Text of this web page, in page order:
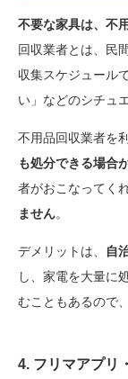
不要な家具は、不
回収業者とは、民
収集スケジュール
い」などのシチュ
不用品回収業者を
も処分できる場合
者がおこなってく
ません。
デメリットは、 自
し、家電を大量に
むこともあるので
4. フリマアプリ